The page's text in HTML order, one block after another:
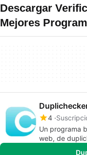
Descargar
Mejores
4
Un programa
web, de